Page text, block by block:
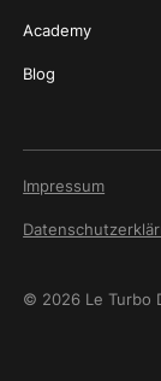
Academy
Blog
© 2026 Le Turbo
Impressum